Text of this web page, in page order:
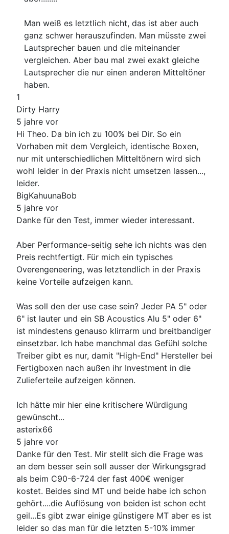
Man weiß es letztlich nicht, das ist aber auch
ganz schwer herauszufinden. Man müsste zwei
Lautsprecher bauen und die miteinander
vergleichen. Aber bau mal zwei exakt gleiche
Lautsprecher die nur einen anderen Mitteltöner
haben.
1
Dirty Harry
5 jahre vor
Hi Theo. Da bin ich zu 100% bei Dir. So ein
Vorhaben mit dem Vergleich, identische Boxen,
nur mit unterschiedlichen Mitteltönern wird sich
wohl leider in der Praxis nicht umsetzen lassen...,
leider.
BigKahuunaBob
5 jahre vor
Danke für den Test, immer wieder interessant.
Aber Performance-seitig sehe ich nichts was den
Preis rechtfertigt. Für mich ein typisches
Overengeneering, was letztendlich in der Praxis
keine Vorteile aufzeigen kann.
Was soll den der use case sein? Jeder PA 5" oder
6" ist lauter und ein SB Acoustics Alu 5" oder 6"
ist mindestens genauso klirrarm und breitbandiger
einsetzbar. Ich habe manchmal das Gefühl solche
Treiber gibt es nur, damit "High-End" Hersteller bei
Fertigboxen nach außen ihr Investment in die
Zulieferteile aufzeigen können.
Ich hätte mir hier eine kritischere Würdigung
gewünscht...
asterix66
5 jahre vor
Danke für den Test. Mir stellt sich die Frage was
an dem besser sein soll ausser der Wirkungsgrad
als beim C90-6-724 der fast 400€ weniger
kostet. Beides sind MT und beide habe ich schon
gehört....die Auflösung von beiden ist schon echt
geil...Es gibt zwar einige günstigere MT aber es ist
leider so das man für die letzten 5-10% immer